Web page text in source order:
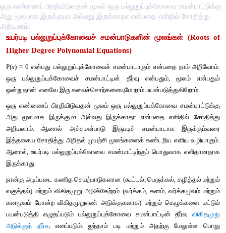
ஒரு எண்ணைப் பிரதியிடுவதன் மூலம் ஒரு பல்லுறுப்புக்கோவை சமன்பாட்டுக்கு
அது மூலமாக இருக்குமா அல்லது இருக்காதா என்பதை எளிதில் சோதித்து
அறியலாம்.
உயர்படி பல்லுறுப்புக்கோவைச் சமன்பாடுகளின்
Higher Degree Polynomial Equations)
P(x) = 0 என்பது பல்லுறுப்புக்கோவைச் சமன்பாடாகும் என்பதை
ஒரு
பல்லுறுப்புக்கோவைச்
ஒன்றுதான். எனவே இரு கலைச்சொற்களையுமே நாம்
எண்ணைப் பிரதியிடுவதன் ஒரு பல்லுறுப்புக்கோவை
அது
மூலமாக இருக்குமா அல்லது இருக்காதா என்பதை
அறியலாம். ஆனால் அச்சமன்பாடு இருபடிச்
சமன்பாடாக